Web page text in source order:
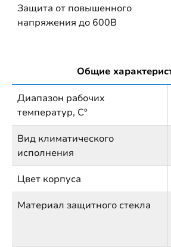
Защита от повышенного
напряжения до 600В
Общие
Диапазон рабочих
температур, Сº
Вид климатического
исполнения
Цвет корпуса
Материал защитного стекла